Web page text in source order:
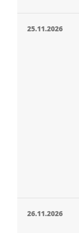
25.11.2026
26.11.2026